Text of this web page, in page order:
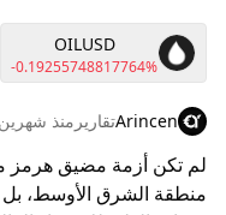
OILUSD
-0.19255748817764%
Arincenتقارير منذ شهرين
لم تكن أزمة مضيق هرمز
منطقة الشرق الأوسط، بل